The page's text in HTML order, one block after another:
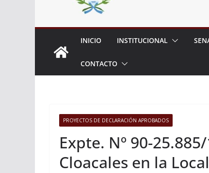
INICIO INSTITUCIONAL
CONTACTO
PROYECTOS DE DECLARACIÓN APROBADOS
Expte. Nº 90-
Cloacales en la